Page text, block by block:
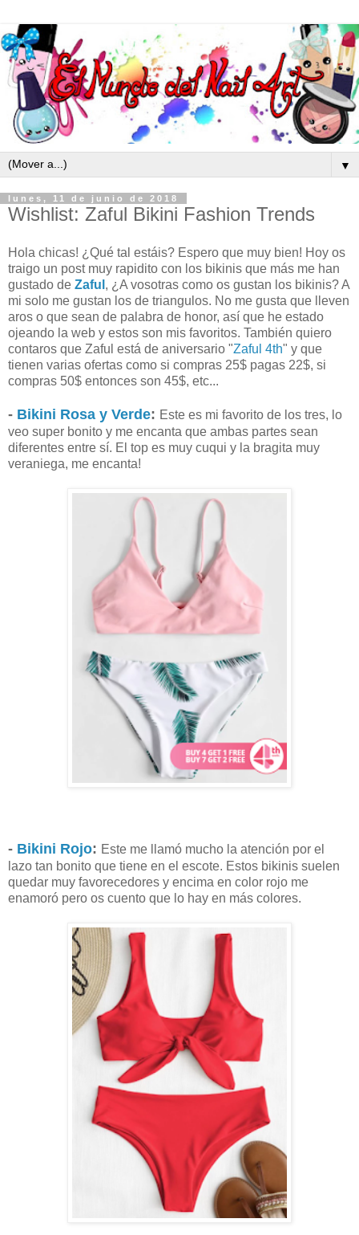
▼
lunes, 11 de junio de 2018
Wishlist: Zaful Bikini Fashion Trends
Hola chicas! ¿Qué tal estáis? Espero que muy bien! Hoy os
traigo un post muy rapidito con los bikinis que más me han
gustado de Zaful , ¿A vosotras como os gustan los bikinis? A
mi solo me gustan los de triangulos. No me gusta que lleven
aros o que sean de palabra de honor, así que he estado
ojeando la web y estos son mis favoritos. También quiero
contaros que Zaful está de aniversario "Zaful 4th" y que
tienen varias ofertas como si compras 25$ pagas 22$, si
compras 50$ entonces son 45$, etc...
- Bikini Rosa y Verde: Este es mi favorito de los tres, lo
veo super bonito y me encanta que ambas partes sean
diferentes entre sí. El top es muy cuqui y la bragita muy
veraniega, me encanta!
- Bikini Rojo: Este me llamó mucho la atención por el
lazo tan bonito que tiene en el escote. Estos bikinis suelen
quedar muy favorecedores y encima en color rojo me
enamoró pero os cuento que lo hay en más colores.